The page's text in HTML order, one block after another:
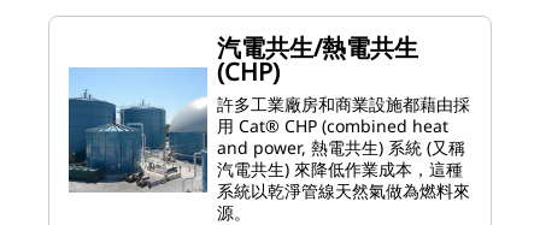
汽電共生/熱電共生
(CHP)
許多工業廠房和商業設施都藉由採
用 Cat® CHP (combined heat
and power, 熱電共生) 系統 (又稱
汽電共生) 來降低作業成本，這種
系統以乾淨管線天然氣做為燃料來
源。